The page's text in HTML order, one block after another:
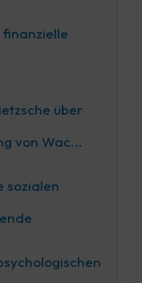
über
von Wac...
sozialen